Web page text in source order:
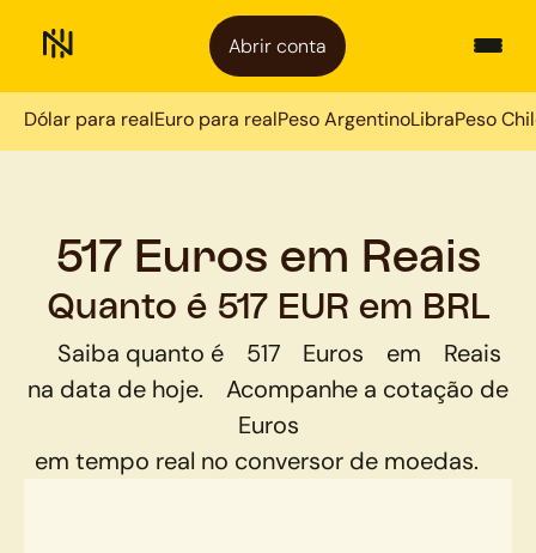
Abrir conta
Dólar para realEuro para realPeso ArgentinoLibraPeso
517 Euros em Reais
Quanto é 517 EUR em BRL
Saiba quanto é 517 Euros em
Reais
na data de hoje.
Acompanhe a cotação de
Euros
em tempo real no conversor de moedas.